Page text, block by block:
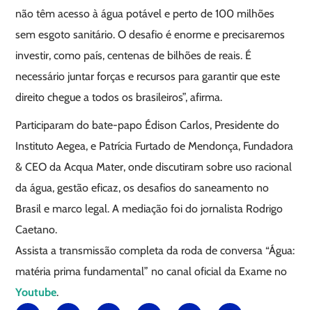
não têm acesso à água potável e perto de 100 milhões
sem esgoto sanitário. O desafio é enorme e precisaremos
investir, como país, centenas de bilhões de reais. É
necessário juntar forças e recursos para garantir que este
direito chegue a todos os brasileiros”, afirma.
Participaram do bate-papo Édison Carlos, Presidente do
Instituto Aegea, e Patrícia Furtado de Mendonça, Fundadora
& CEO da Acqua Mater, onde discutiram sobre uso racional
da água, gestão eficaz, os desafios do saneamento no
Brasil e marco legal. A mediação foi do jornalista Rodrigo
Caetano.
Assista a transmissão completa da roda de conversa “Água:
matéria prima fundamental” no canal oficial da Exame no
Youtube.